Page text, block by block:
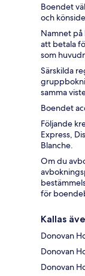
Boendet
och
Namnet
att betala
som
Särskilda
samma
Boendet
Följande
Express,
Blanche.
Om du
för
Kallas
Donovan
Donovan
Donovan